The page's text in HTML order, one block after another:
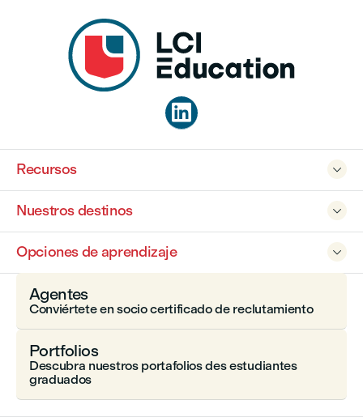


Recursos

Nuestros destinos

Opciones de aprendizaje
Agentes
Conviértete en socio certificado de reclutamiento
Portfolios
Descubra nuestros portafolios des estudiantes
graduados